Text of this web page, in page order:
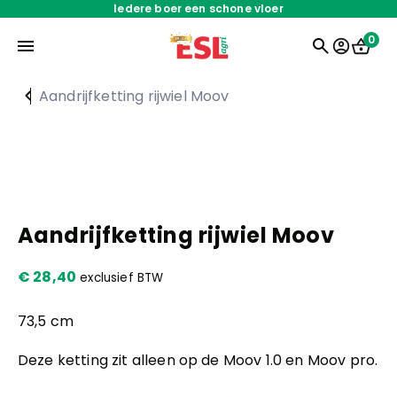
Iedere boer een schone vloer
Oplossingen
Servicedienst
Over ons
0
Aandrijfketting rijwiel Moov
Aandrijfketting rijwiel Moov
€ 28,40 exclusief BTW
73,5 cm
Deze ketting zit alleen op de Moov 1.0 en Moov pro.